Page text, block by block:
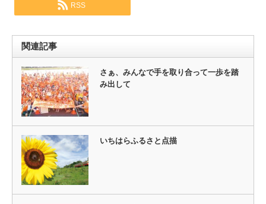
RSS
関連記事
さぁ、みんなで手を取り合って一歩を踏
み出して
いちはらふるさと点描